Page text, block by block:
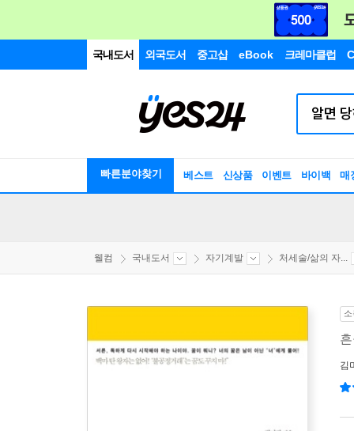
국내도서 외국도서 중고샵 eBook 크레마클럽
빠른분야찾기 베스트 신상품 이벤트 바이백 매
웰컴 국내도서 자기계발 처세술/삶의 자...
김